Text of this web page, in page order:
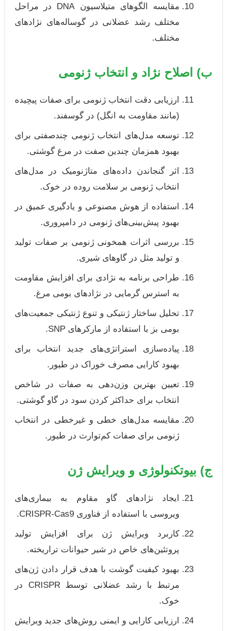
مقایسه الگوهای متیلاسیون DNA در مراحل
مختلف رشد عضلانی در گوساله‌های نژادهای
مختلف.
ب) اصلاح نژاد و انتخاب ژنومی
ارزیابی دقت انتخاب ژنومی برای صفات پیچیده
(مانند مقاومت به انگل) در گوسفند.
توسعه مدل‌های انتخاب ژنومی چندصفتی برای
بهبود همزمان چندین صفت در مرغ گوشتی.
اثر گنجاندن داده‌های متاژنومیک در مدل‌های
انتخاب ژنومی بر سلامت روده در خوک.
استفاده از هوش مصنوعی و یادگیری عمیق در
بهبود پیش‌بینی‌های ژنومی در دامپروری.
بررسی اثرات همخونی ژنومی بر صفات تولید
و تولید مثل در گاوهای شیری.
طراحی برنامه به نژادی برای افزایش مقاومت
به استرس گرمایی در نژادهای بومی مرغ.
تحلیل ساختار ژنتیکی و تنوع ژنتیکی جمعیت‌های
بومی بز با استفاده از مارکرهای SNP.
پیاده‌سازی استراتژی‌های جدید انتخاب برای
بهبود کارایی مصرف خوراک در طیور.
تعیین بهترین وزن‌دهی به صفات در شاخص
انتخاب برای حداکثر کردن سود در گاو گوشتی.
مقایسه مدل‌های خطی و غیرخطی در انتخاب
ژنومی برای صفات کم‌توارث در طیور.
ج) بیوتکنولوژی و ویرایش ژن
ایجاد نژادهای گاو مقاوم به بیماری‌های
ویروسی با استفاده از فناوری CRISPR-Cas9.
کاربرد ویرایش ژن برای افزایش تولید
پروتئین‌های خاص در شیر حیوانات تراریخته.
بهبود کیفیت گوشت با هدف قرار دادن ژن‌های
مرتبط با رشد عضلانی توسط CRISPR در
خوک.
ارزیابی کارایی و ایمنی روش‌های جدید ویرایش